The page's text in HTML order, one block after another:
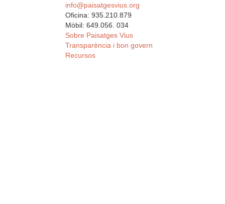
info@paisatgesvius.org
Oficina: 935.210.879
Mòbil: 649.056. 034
Sobre Paisatges Vius
Transparència i bon govern
Recursos